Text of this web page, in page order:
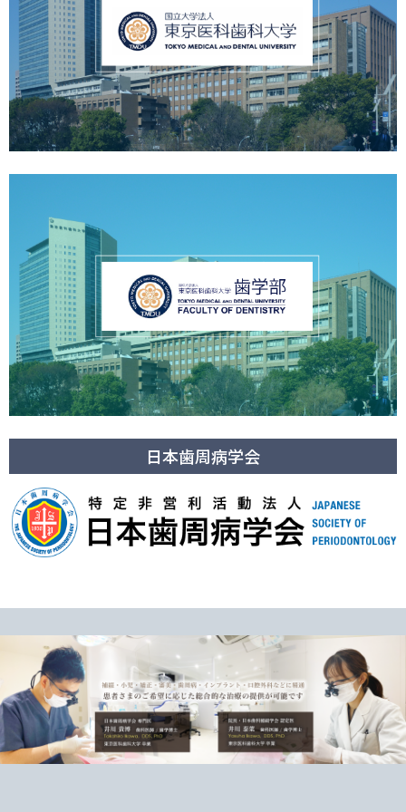
日本歯周病学会